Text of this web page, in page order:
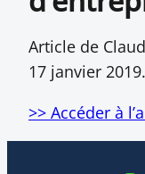
Article de
17 janvier 2019.
>> Accéder à